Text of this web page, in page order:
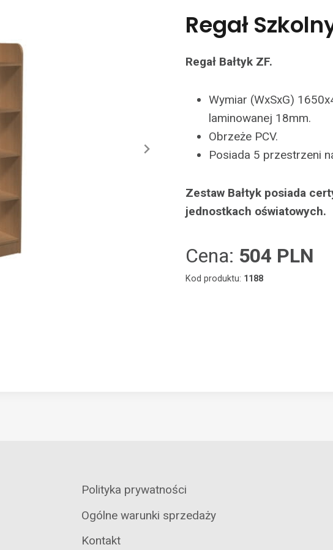
Regał
Regał Bałtyk ZF.
Wymiar (WxSxG)
laminowanej 18mm.
Obrzeże PCV.
Posiada 5 przestrzeni
Zestaw Bałtyk posiada
jednostkach oświatowych.
Cena: 504 PLN
Kod produktu: 1188
Polityka prywatności
Ogólne warunki sprzedaży
Kontakt